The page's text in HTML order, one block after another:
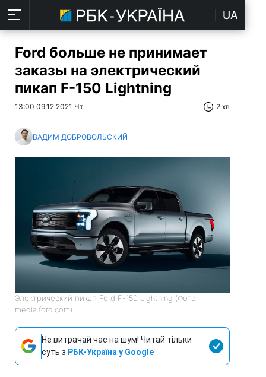
UA
Ford больше не принимает
заказы на электрический
пикап F-150 Lightning
13:00 09.12.2021 Чт 2 хв
ВАДИМ ДОБРОВОЛЬСКИЙ
Электрический пикап Ford F-150 Lightning (Фото:
media.ford.com)
Не витрачай час на шум! Читай тільки
суть з РБК-Україна у Google